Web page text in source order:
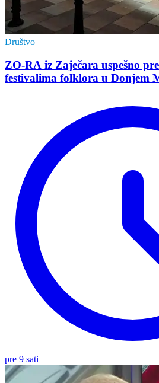
Društvo
ZO-RA iz Zaječara uspešno
festivalima folklora u Donjem
pre 9 sati